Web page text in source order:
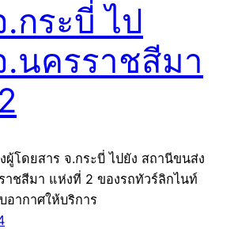
กระบี่ ไป
นครราชสีมา
ผู้โดยสาร จ.กระบี่ ไปยัง สถานีขนส่ง
าชสีมา แห่งที่ 2 ของรถทัวร์ลิกไนท์
อากาศให้บริการ